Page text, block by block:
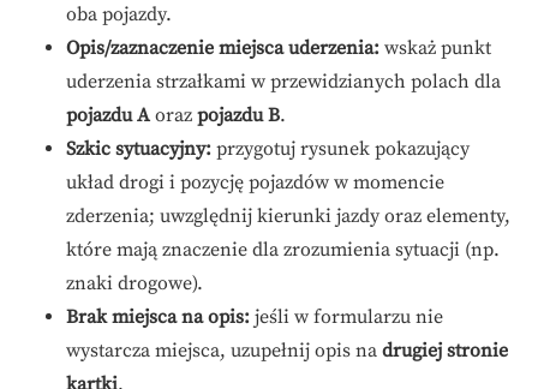
oba pojazdy.
Opis/zaznaczenie miejsca uderzenia: wskaż punkt
uderzenia strzałkami w przewidzianych polach dla
pojazdu A oraz pojazdu B.
Szkic sytuacyjny: przygotuj rysunek pokazujący
układ drogi i pozycję pojazdów w momencie
zderzenia; uwzględnij kierunki jazdy oraz elementy,
które mają znaczenie dla zrozumienia sytuacji (np.
znaki drogowe).
Brak miejsca na opis: jeśli w formularzu nie
wystarcza miejsca, uzupełnij opis na drugiej stronie
kartki.